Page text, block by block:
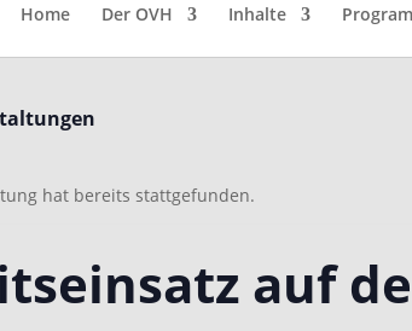
Home Der OVH Inhalte
hat bereits stattgefunden.
auf